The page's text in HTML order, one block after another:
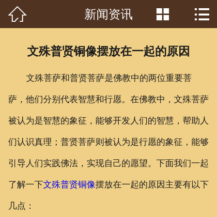
首页
新闻资讯
荣誉资质
 新闻资讯  
文殊普贤铜像摆放在一起的原因
文殊菩萨和普贤菩萨是佛教中的两位重要菩
萨，他们分别代表智慧和行愿。在佛教中，文殊菩萨
被认为是智慧的象征，能够开发人们的智慧，帮助人
们认识真理；普贤菩萨则被认为是行愿的象征，能够
引导人们实践佛法，实现自己的愿望。下面我们一起
了解一下文殊普贤铜像摆放在一起的原因主要有以下
几点：